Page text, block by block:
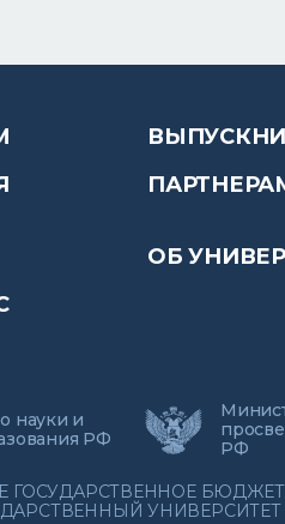
ОБ
науки и
РФ
РФ
ГОСУДАРСТВЕННОЕ